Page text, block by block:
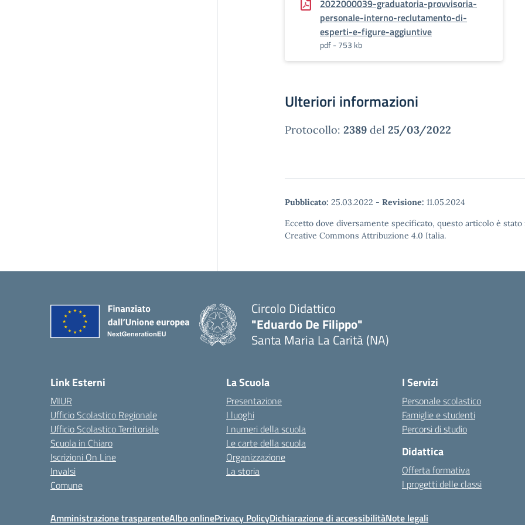
2022000039-graduatoria-provvisoria-
personale-interno-reclutamento-di-
esperti-e-figure-aggiuntive
pdf - 753 kb
Ulteriori informazioni
Protocollo: 2389 del 25/03/2022
Pubblicato: 25.03.2022 - Revisione: 11.05.2024
Eccetto dove diversamente specificato, questo articolo è
Creative Commons Attribuzione 4.0 Italia.
Circolo Didattico
"Eduardo De Filippo"
Santa Maria La Carità (NA)
Link Esterni
MIUR
Ufficio Scolastico Regionale
Ufficio Scolastico Territoriale
Scuola in Chiaro
Iscrizioni On Line
Invalsi
Comune
La Scuola
Presentazione
I luoghi
I numeri della scuola
Le carte della scuola
Organizzazione
La storia
I Servizi
Personale scolastico
Famiglie e studenti
Percorsi di studio
Didattica
Offerta formativa
I progetti delle classi
Amministrazione trasparenteAlbo onlinePrivacy PolicyDichiarazione di accessibilitàNote legali